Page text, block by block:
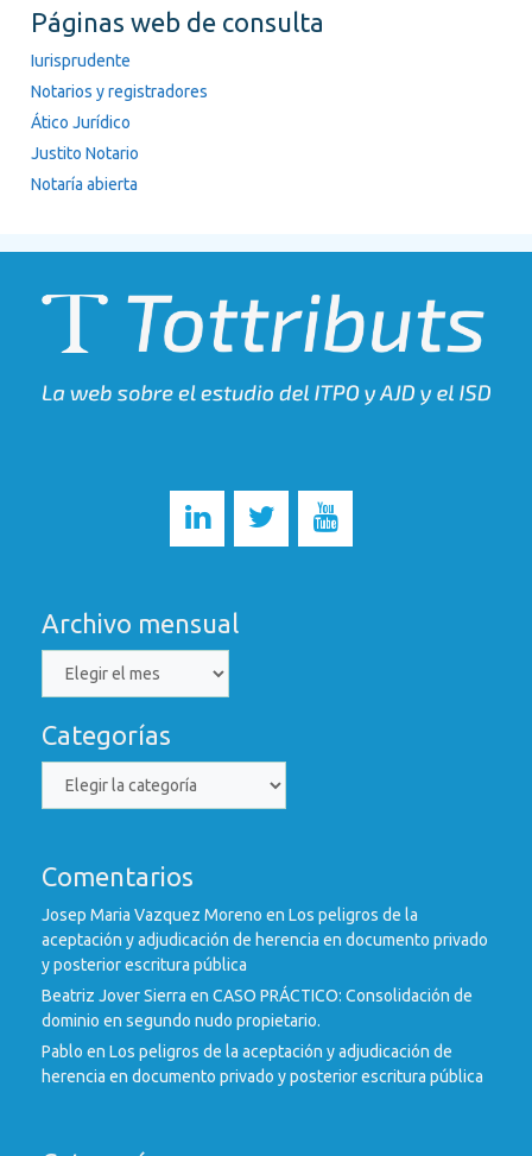
Páginas web de consulta
Iurisprudente
Notarios y registradores
Ático Jurídico
Justito Notario
Notaría abierta
Archivo mensual
Archivo
mensual
Categorías
Categorías
Comentarios
Josep Maria Vazquez Moreno en Los peligros de la
aceptación y adjudicación de herencia en documento privado
y posterior escritura pública
Beatriz Jover Sierra en CASO PRÁCTICO: Consolidación de
dominio en segundo nudo propietario.
Pablo en Los peligros de la aceptación y adjudicación de
herencia en documento privado y posterior escritura pública